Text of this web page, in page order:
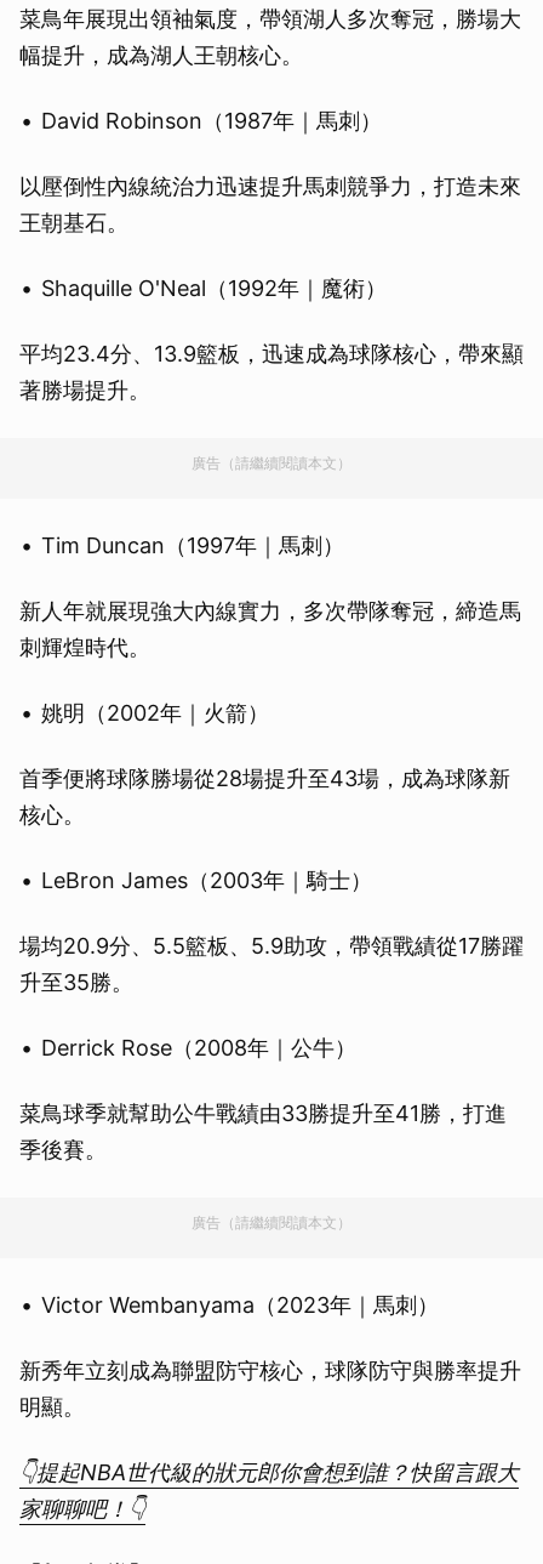
菜鳥年展現出領袖氣度，帶領湖人多次奪冠，勝場大
幅提升，成為湖人王朝核心。
David Robinson（1987年｜馬刺）
以壓倒性內線統治力迅速提升馬刺競爭力，打造未來
王朝基石。
Shaquille O'Neal（1992年｜魔術）
平均23.4分、13.9籃板，迅速成為球隊核心，帶來顯
著勝場提升。
廣告（請繼續閱讀本文）
Tim Duncan（1997年｜馬刺）
新人年就展現強大內線實力，多次帶隊奪冠，締造馬
刺輝煌時代。
姚明（2002年｜火箭）
首季便將球隊勝場從28場提升至43場，成為球隊新
核心。
LeBron James（2003年｜騎士）
場均20.9分、5.5籃板、5.9助攻，帶領戰績從17勝躍
升至35勝。
Derrick Rose（2008年｜公牛）
菜鳥球季就幫助公牛戰績由33勝提升至41勝，打進
季後賽。
廣告（請繼續閱讀本文）
Victor Wembanyama（2023年｜馬刺）
新秀年立刻成為聯盟防守核心，球隊防守與勝率提升
明顯。
👇提起NBA世代級的狀元郎你會想到誰？快留言跟大
家聊聊吧！👇